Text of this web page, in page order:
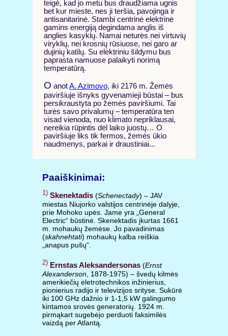
teigė, kad jo metu bus draudžiama ugnis
bet kur mieste, nes ji teršia, pavojinga ir
antisanitarinė. Stambi centrinė elektrinė
gamins energiją degindama anglis iš
anglies kasyklų. Namai neturės nei virtuvių
viryklių, nei krosnių rūsiuose, nei garo ar
dujinių katilų. Su elektriniu šildymu bus
paprasta namuose palaikyti norimą
temperatūrą.
O anotA. Azimovo, iki 2176 m. Žemės
paviršiuje išnyks gyvenamieji būstai – bus
persikraustyta po žemės paviršiumi. Tai
turės savo privalumų – temperatūra ten
visad vienoda, nuo klimato nepriklausai,
nereikia rūpintis dėl laiko juostų… O
paviršiuje liks tik fermos, žemės ūkio
naudmenys, parkai ir draustiniai...
Paaiškinimai:
1) Skenektadis (Schenectady) – JAV
miestas Niujorko valstijos centrinėje dalyje,
prie Mohoko upės. Jame yra „General
Electric“ būstinė. Skenektadis įkurtas 1661
m. mohaukų žemėse. Jo pavadinimas
(skahnehtati) mohaukų kalba reiškia
„anapus pušų“.
2) Ernstas Aleksandersonas (Ernst
Alexanderson , 1878-1975) – švedų kilmės
amerikiečių eletrotechnikos inžinierius,
pionierius radijo ir televizijos srityse. Sukūrė
iki 100 GHz dažnio ir 1-1,5 kW galingumo
kintamos srovės generatorių. 1924 m.
pirmąkart sugebėjo perduoti faksimilės
vaizdą per Atlantą.